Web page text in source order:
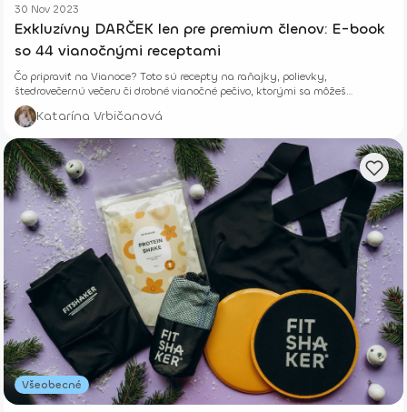
30 Nov 2023
Exkluzívny DARČEK len pre premium členov: E-book
so 44 vianočnými receptami
Čo pripraviť na Vianoce? Toto sú recepty na raňajky, polievky,
štedrovečernú večeru či drobné vianočné pečivo, ktorými sa môžeš
inšpirovať.
Katarína Vrbičanová
Všeobecné